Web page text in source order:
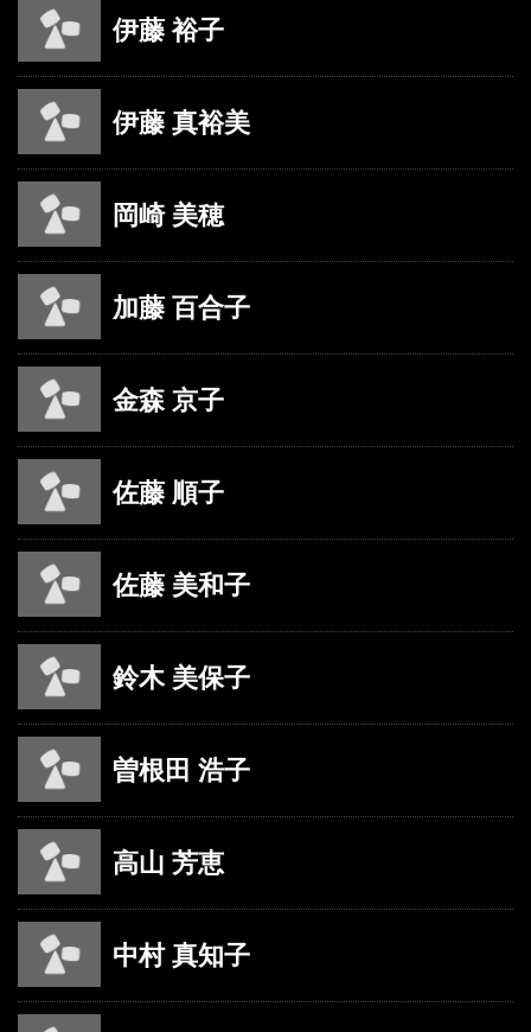
伊藤 裕子
伊藤 真裕美
岡崎 美穂
加藤 百合子
金森 京子
佐藤 順子
佐藤 美和子
鈴木 美保子
曽根田 浩子
高山 芳恵
中村 真知子